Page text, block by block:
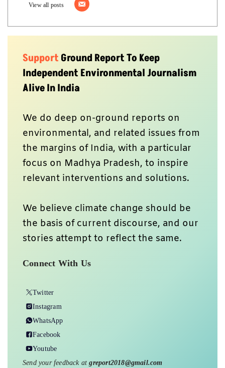
View all posts
SupportGround Report To Keep
Independent Environmental Journalism
Alive In India
We do deep on-ground reports on
environmental, and related issues from
the margins of India, with a particular
focus on Madhya Pradesh, to inspire
relevant interventions and solutions.
We believe climate change should be
the basis of current discourse, and our
stories attempt to reflect the same.
Connect With Us
Twitter
Instagram
WhatsApp
Facebook
Youtube
Send your feedback atgreport2018@gmail.com